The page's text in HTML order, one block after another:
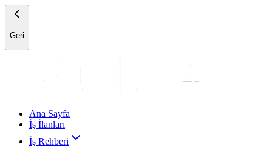
Geri
Ana Sayfa
İş İlanları
İş Rehberi